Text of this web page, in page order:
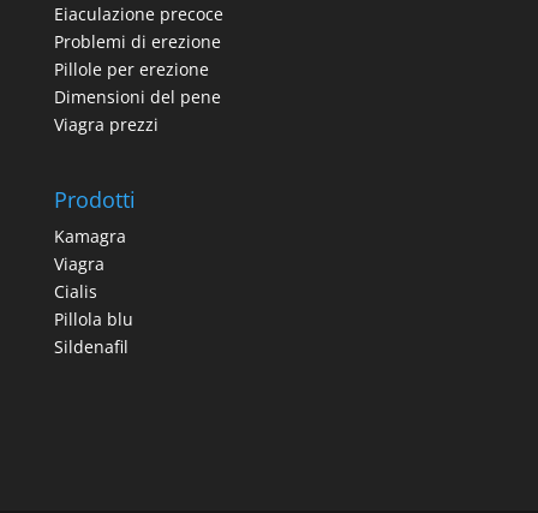
Eiaculazione precoce
Problemi di erezione
Pillole per erezione
Dimensioni del pene
Viagra prezzi
Prodotti
Kamagra
Viagra
Cialis
Pillola blu
Sildenafil